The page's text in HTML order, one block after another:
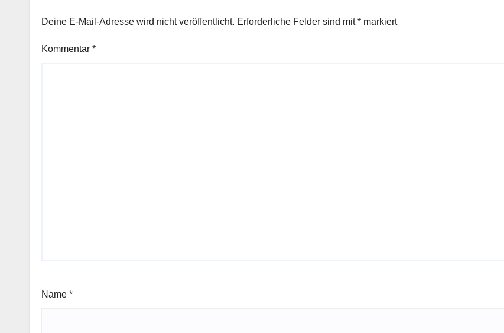
Deine E-Mail-Adresse wird nicht veröffentlicht. Erforderliche Felder sind mit* markiert
Kommentar *
Name *